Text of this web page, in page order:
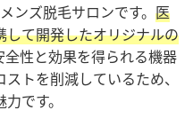
ンズ脱毛サロンです。 医
て開発したオリジナルの
全性と効果を得られる機器
トを削減しているため、
です。